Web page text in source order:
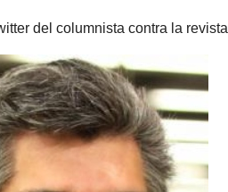
del columnista contra la revista